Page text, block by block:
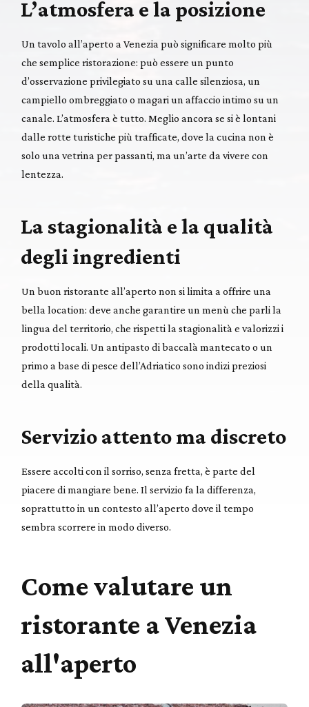
L’atmosfera e la posizione
Un tavolo all’aperto a Venezia può significare molto più
che semplice ristorazione: può essere un punto
d’osservazione privilegiato su una calle silenziosa, un
campiello ombreggiato o magari un affaccio intimo su un
canale. L’atmosfera è tutto. Meglio ancora se si è lontani
dalle rotte turistiche più trafficate, dove la cucina non è
solo una vetrina per passanti, ma un’arte da vivere con
lentezza.
La stagionalità e la qualità
degli ingredienti
Un buon ristorante all’aperto non si limita a offrire una
bella location: deve anche garantire un menù che parli la
lingua del territorio, che rispetti la stagionalità e valorizzi i
prodotti locali. Un antipasto di baccalà mantecato o un
primo a base di pesce dell’Adriatico sono indizi preziosi
della qualità.
Servizio attento ma discreto
Essere accolti con il sorriso, senza fretta, è parte del
piacere di mangiare bene. Il servizio fa la differenza,
soprattutto in un contesto all’aperto dove il tempo
sembra scorrere in modo diverso.
Come valutare un
ristorante a Venezia
all'aperto